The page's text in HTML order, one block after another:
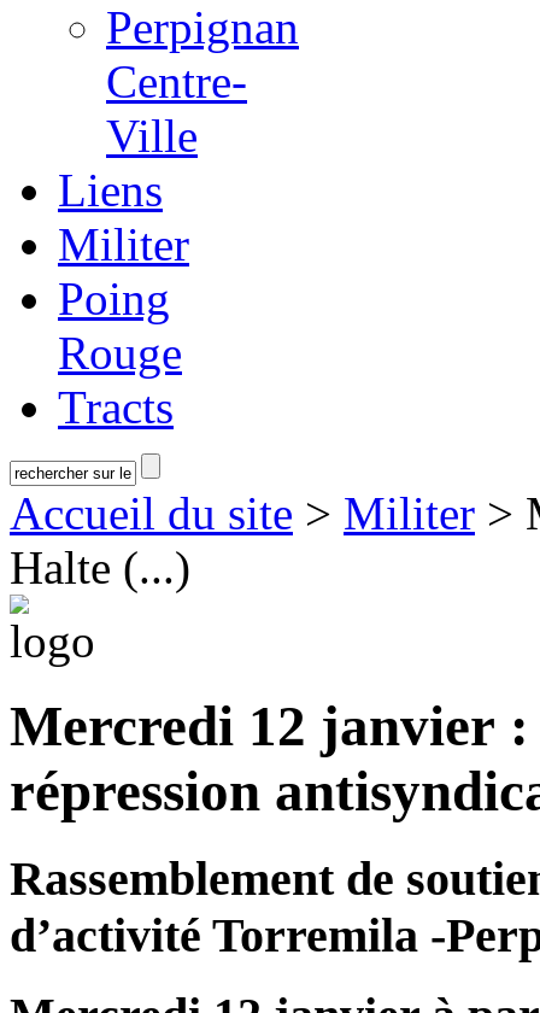
Perpignan
Centre-
Ville
Liens
Militer
Poing
Rouge
Tracts
Accueil du site > Militer >
Halte (...)
Mercredi 12 janvier
répression
Rassemblement de
d’activité Torremila -